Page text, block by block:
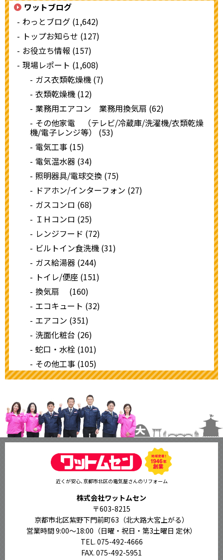
ワットブログ
わっとブログ (1,642)
トップお知らせ (127)
お役立ち情報 (157)
現場レポート (1,608)
ガス衣類乾燥機 (7)
衣類乾燥機 (12)
業務用エアコン 業務用換気扇 (62)
その他家電 （テレビ/冷蔵庫/洗濯機/衣類乾燥
機/電子レンジ等） (53)
電気工事 (15)
電気温水器 (34)
照明器具/電球交換 (75)
ドアホン/インターフォン (27)
ガスコンロ (68)
ＩＨコンロ (25)
レンジフード (72)
ビルトイン食洗機 (31)
ガス給湯器 (244)
トイレ/便座 (151)
換気扇 (160)
エコキュート (32)
エアコン (351)
洗面化粧台 (26)
蛇口・水栓 (101)
その他工事 (105)
近くが安心､京都市北区の電気屋さんのリフォーム
株式会社ワットムセン
〒603-8215
京都市北区紫野下門前町63（北大路大宮上がる）
営業時間 9:00〜18:00 （日曜・祝日・第3土曜日 定休）
TEL. 075-492-4666
FAX. 075-492-5951